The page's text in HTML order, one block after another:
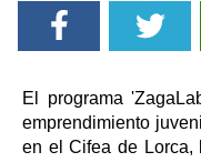
El programa
emprendimiento
en el Cifea de Lorca,